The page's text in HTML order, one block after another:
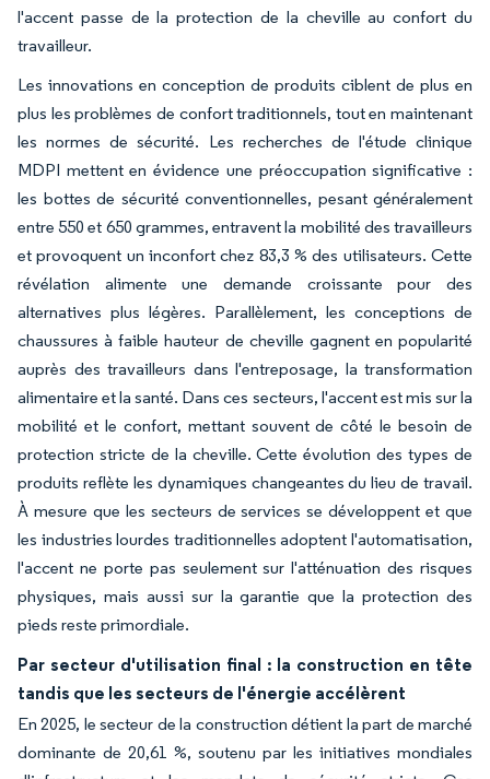
l'accent passe de la protection de la cheville au confort du
travailleur.
Les innovations en conception de produits ciblent de plus en
plus les problèmes de confort traditionnels, tout en maintenant
les normes de sécurité. Les recherches de l'étude clinique
MDPI mettent en évidence une préoccupation significative :
les bottes de sécurité conventionnelles, pesant généralement
entre 550 et 650 grammes, entravent la mobilité des travailleurs
et provoquent un inconfort chez 83,3 % des utilisateurs. Cette
révélation alimente une demande croissante pour des
alternatives plus légères. Parallèlement, les conceptions de
chaussures à faible hauteur de cheville gagnent en popularité
auprès des travailleurs dans l'entreposage, la transformation
alimentaire et la santé. Dans ces secteurs, l'accent est mis sur la
mobilité et le confort, mettant souvent de côté le besoin de
protection stricte de la cheville. Cette évolution des types de
produits reflète les dynamiques changeantes du lieu de travail.
À mesure que les secteurs de services se développent et que
les industries lourdes traditionnelles adoptent l'automatisation,
l'accent ne porte pas seulement sur l'atténuation des risques
physiques, mais aussi sur la garantie que la protection des
pieds reste primordiale.
Par secteur d'utilisation final : la construction en tête
tandis que les secteurs de l'énergie accélèrent
En 2025, le secteur de la construction détient la part de marché
dominante de 20,61 %, soutenu par les initiatives mondiales